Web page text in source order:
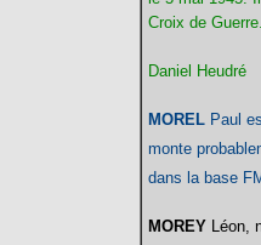
Croix de
Daniel Heudré
MOREL Paul
monte
dans la base
MOREY Léon,